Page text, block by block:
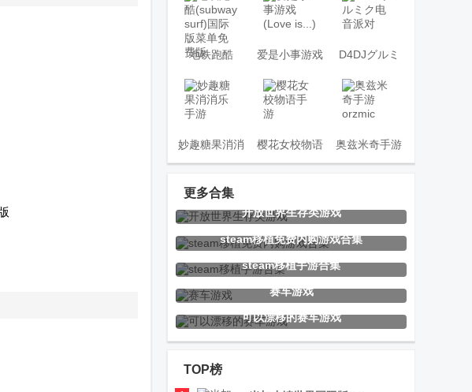
地铁跑酷
(subway surf)
国际版菜单免
爱是小事游戏
(Love is...)
D4DJグルミ
ク电音派对
妙趣糖果消消
乐手游
樱花女校物语
手游
奥兹米奇手游
orzmic
擦干净抖音小
选技生存大乱
Car Tuning汽
植物大战僵尸
置修改
火星搁浅生存
简单修仙游戏
更多合集
开放世界生存类游戏
steam移植免费内购游戏合集
steam移植手游合集
赛车游戏
可以漂移的赛车游戏
TOP榜